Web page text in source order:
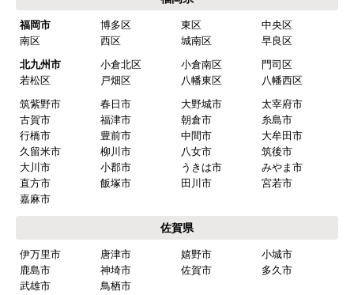
予定の期日までに商品が届きましたか？
商品の梱包は必要十分なものでしたか？
またこのショップを利用したいですか？
文時期】2026年03月頃（モバイルから）
【このショップを選んだ理由は？】
商品価格がお手頃だった
福岡市 博多区 東区
中央区
南区
西区 城南区
早良区
北九州市
小倉北区 小倉南区
門司区
若松区
戸畑区 八幡東区
八幡西区
筑紫野市
春日市 大野城市
太宰府市
古賀市
福津市 朝倉市
糸島市
行橋市
豊前市 中間市
大牟田市
久留米市
柳川市 八女市
筑後市
大川市
小郡市 うきは市
みやま市
直方市
飯塚市 田川市
宮若市
嘉麻市
佐賀県
伊万里市 唐津市 嬉野市
小城市
鹿島市
神埼市 佐賀市
多久市
武雄市
鳥栖市